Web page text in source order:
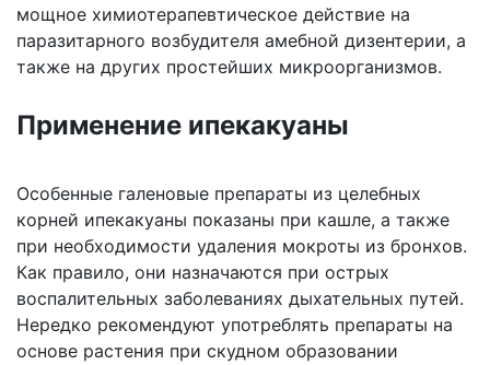
мощное химиотерапевтическое действие на
паразитарного возбудителя амебной дизентерии, а
также на других простейших микроорганизмов.
Применение ипекакуаны
Особенные галеновые препараты из целебных
корней ипекакуаны показаны при кашле, а также
при необходимости удаления мокроты из бронхов.
Как правило, они назначаются при острых
воспалительных заболеваниях дыхательных путей.
Нередко рекомендуют употреблять препараты на
основе растения при скудном образовании